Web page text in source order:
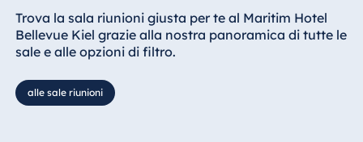
Trova la sala riunioni giusta per te al Maritim Hotel
Bellevue Kiel grazie alla nostra panoramica di tutte le
sale e alle opzioni di filtro.
alle sale riunioni